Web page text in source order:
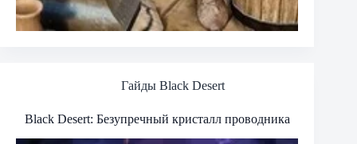
Гайды Black Desert
Black Desert: Безупречный кристалл проводника